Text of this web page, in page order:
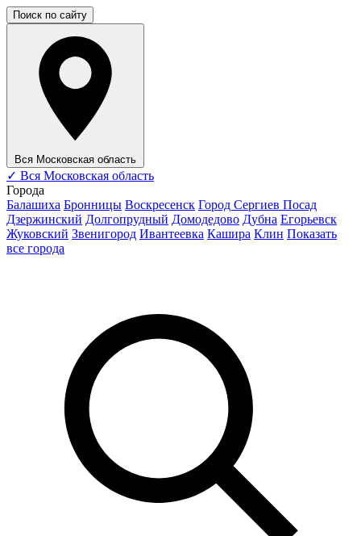
Поиск по сайту
Вся Московская область
✓ Вся Московская область
Города
Балашиха Бронницы Воскресенск Город Сергиев Посад
Дзержинский Долгопрудный Домодедово Дубна Егорьевск
Жуковский Звенигород Ивантеевка Кашира Клин Показать
все города